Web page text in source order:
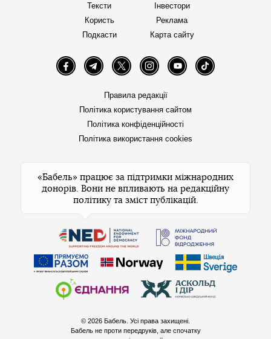
Тексти
Користь
Подкасти
Інвестори
Реклама
Карта сайту
FacebookTelegramTwitter InstagramYouTube TikTok
Правила редакції
Політика користування сайтом
Політика конфіденційності
Політика використання cookies
«Бабель» працює за підтримки міжнародних
донорів. Вони не впливають на редакційну
політику та зміст публікацій.
© 2026 Бабель. Усі права захищені.
Бабель не проти передруків, але спочатку